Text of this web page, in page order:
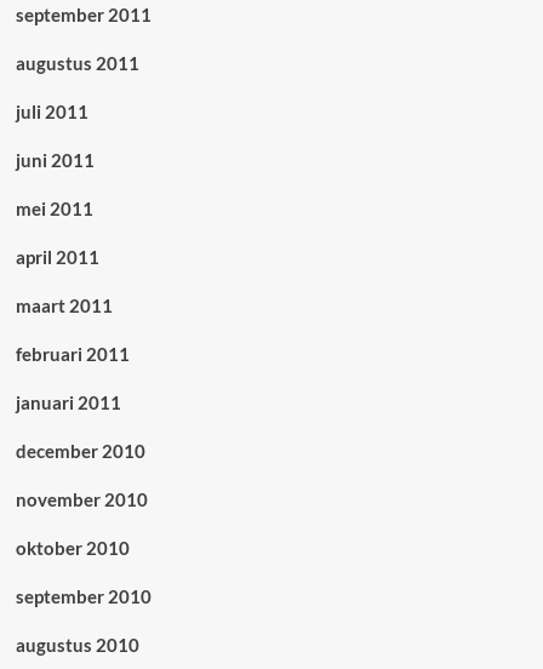
september 2011
augustus 2011
juli 2011
juni 2011
mei 2011
april 2011
maart 2011
februari 2011
januari 2011
december 2010
november 2010
oktober 2010
september 2010
augustus 2010